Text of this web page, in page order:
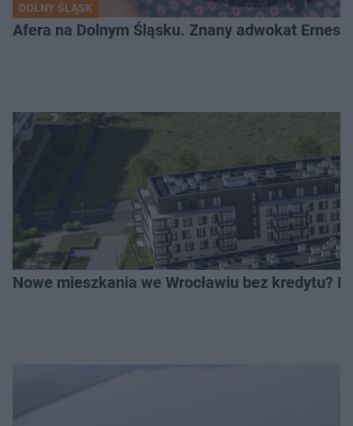
DOLNY ŚLĄSK
Afera na Dolnym Śląsku. Znany adwokat Ernest
Nowe mieszkania we Wrocławiu bez kredytu?